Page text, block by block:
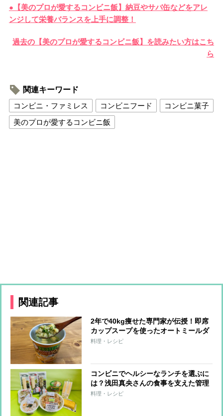
●【美のプロが愛するコンビニ飯】納豆やサバ缶などをアレ
ンジして栄養バランスを上手に調整！
過去の【美のプロが愛するコンビニ飯】を読みたい方はこち
ら
関連キーワード
コンビニ・ファミレス
コンビニフード
コンビニ菓子
美のプロが愛するコンビニ飯
関連記事
2年で40kg痩せた専門家が伝授！即席
カップスープを使ったオートミールダ
イエット
料理・レシピ
コンビニでヘルシーなランチを選ぶに
は？浅田真央さんの食事を支えた管理
栄養士がすすめる「たんぱく質強化」
料理・レシピ